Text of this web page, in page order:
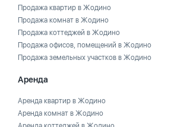
Продажа квартир в Жодино
Продажа комнат в Жодино
Продажа коттеджей в Жодино
Продажа офисов, помещений в Жодино
Продажа земельных участков в Жодино
Аренда
Аренда квартир в Жодино
Аренда комнат в Жодино